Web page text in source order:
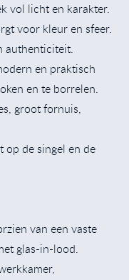
vol licht en karakter.
voor kleur en sfeer.
authenticiteit.
en praktisch
en te borrelen.
groot fornuis,
op de singel en de
van een vaste
glas-in-lood.